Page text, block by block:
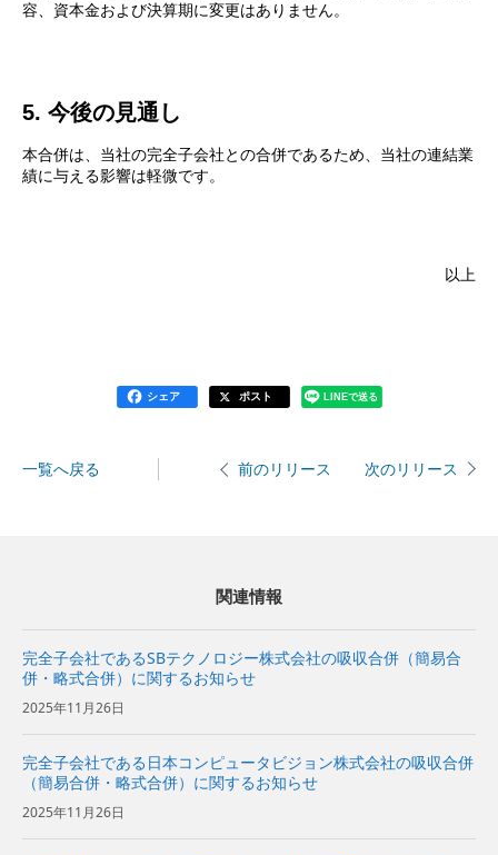
容、資本金および決算期に変更はありません。
5. 今後の見通し
本合併は、当社の完全子会社との合併であるため、当社の連結業
績に与える影響は軽微です。
以上
シェア ポスト LINEで送る
一覧へ戻る 前のリリース 次のリリース
関連情報
完全子会社であるSBテクノロジー株式会社の吸収合併（簡易合
併・略式合併）に関するお知らせ
2025年11月26日
完全子会社である日本コンピュータビジョン株式会社の吸収合併
（簡易合併・略式合併）に関するお知らせ
2025年11月26日